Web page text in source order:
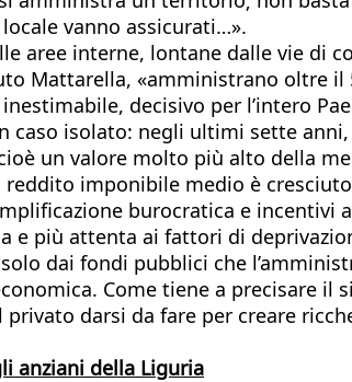
vanno assicurati…».
aree interne, lontane dalle vie di
Mattarella, «amministrano oltre
decisivo per l’intero
caso isolato: negli ultimi sette
un valore molto più alto della
imponibile medio è
burocratica e
e più attenta ai fattori di
dai fondi pubblici che
Come tiene a precisare
darsi da fare per creare
anziani della Liguria